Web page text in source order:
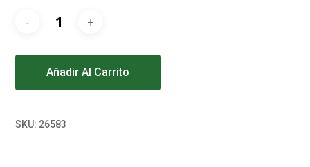
Añadir Al Carrito
SKU: 26583